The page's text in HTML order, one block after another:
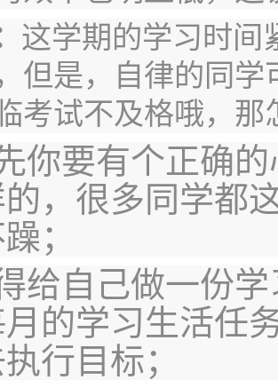
这学期的学习时间
但是，自律的同
考试不及格哦，
你要有个正确
，很多同学都
；
给自己做一份
的学习生活任
行目标；